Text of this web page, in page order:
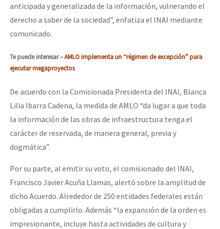
anticipada y generalizada de la información, vulnerando el
derecho a saber de la sociedad”, enfatiza el INAI mediante
comunicado.
Te puede interesar –AMLO implementa un “régimen de excepción” para
ejecutar megaproyectos
De acuerdo con la Comisionada Presidenta del INAI, Blanca
Lilia Ibarra Cadena, la medida de AMLO “da lugar a que toda
la información de las obras de infraestructura tenga el
carácter de reservada, de manera general, previa y
dogmática”.
Por su parte, al emitir su voto, el comisionado del INAI,
Francisco Javier Acuña Llamas, alertó sobre la amplitud de
dicho Acuerdo. Alrededor de 250 entidades federales están
obligadas a cumplirlo. Además “la expansión de la orden es
impresionante, incluye hasta actividades de cultura y